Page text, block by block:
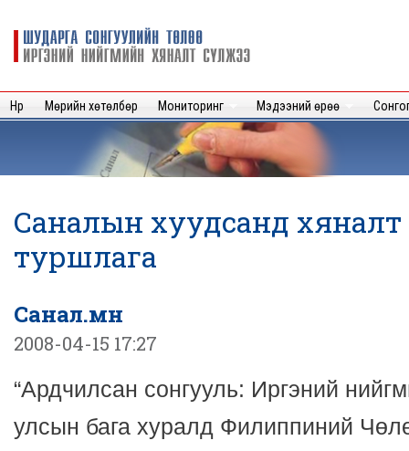
Шударга
сонгуулийн
нийгмийн
хяналт
Нүүр Мөрийн хөтөлбөр Мониторинг Мэдээний өрөө
Саналын хуудсанд хяналт
туршлага
Санал.мн
2008-04-15 17:27
“Ардчилсан сонгууль: Иргэний
улсын бага хуралд Филиппиний